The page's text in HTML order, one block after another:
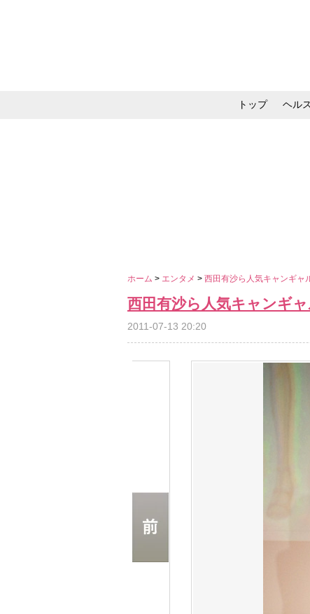
トップ ヘル
ホーム > エンタメ > 西田有沙ら人気キャンギャ
西田有沙ら人気キャンギ
2011-07-13 20:20